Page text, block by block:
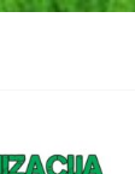
mještani